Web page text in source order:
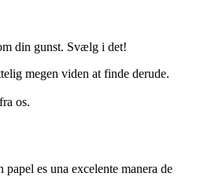
din gunst. Svælg i det!
megen viden at finde derude.
os.
es una excelente manera de